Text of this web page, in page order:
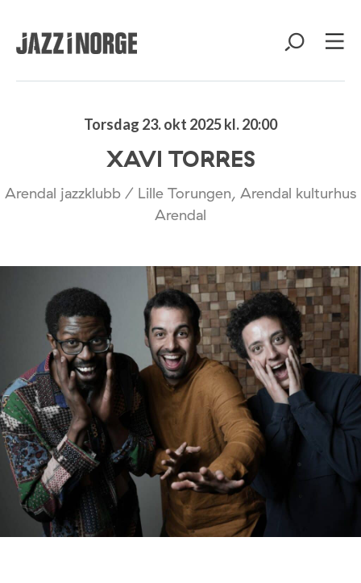
Torsdag 23. okt 2025 kl. 20:00
XAVI TORRES
Arendal jazzklubb / Lille Torungen, Arendal kulturhus
Arendal